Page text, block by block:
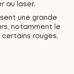
au laser.
une grande
notamment le
certains rouges,